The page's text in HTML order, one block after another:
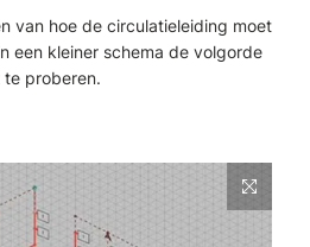
van hoe de circulatieleiding moet
een kleiner schema de volgorde
proberen.